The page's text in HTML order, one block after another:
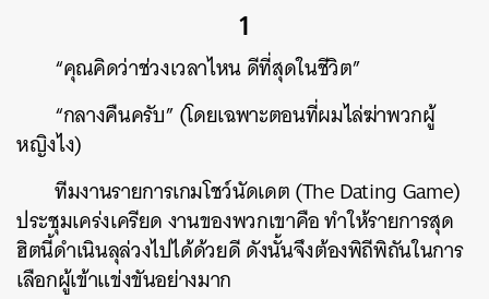
1
“คุณคิดว่าช่วงเวลาไหน ดีที่สุดในชีวิต”
“กลางคืนครับ” (โดยเฉพาะตอนที่ผมไล่ฆ่าพวกผู้
หญิงไง)
ทีมงานรายการเกมโชว์นัดเดต (The Dating Game)
ประชุมเคร่งเครียด งานของพวกเขาคือ ทำให้รายการสุด
ฮิตนี้ดำเนินลุล่วงไปได้ด้วยดี ดังนั้นจึงต้องพิถีพิถันในการ
เลือกผู้เข้าแข่งขันอย่างมาก